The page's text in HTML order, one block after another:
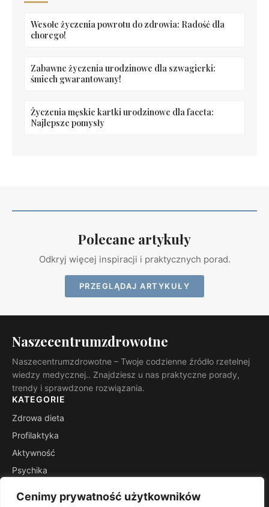
Cenimy prywatność użytkowników
Wesołe życzenia powrotu do zdrowia: Radość dla
chorego!
Zabawne życzenia urodzinowe dla szwagierki:
śmiech gwarantowany!
Życzenia męskie kartki urodzinowe dla faceta:
Najlepsze pomysły
Polecane artykuły
Odkryj więcej inspiracji i praktycznych porad.
PRZEGLĄDAJ ARTYKUŁY
Naszecentrumzdrowotne
Naszecentrumzdrowotne – Twoje codzienne źródło rzetelnej
wiedzy medycznej.. Znajdziesz u nas praktyczne porady,
trendy i sprawdzone rozwiązania.
KATEGORIE
Zdrowa dieta
Profilaktyka
Aktywność
Psychika
Macierzyństwo